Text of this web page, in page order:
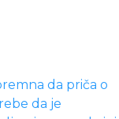
da priča o
da je